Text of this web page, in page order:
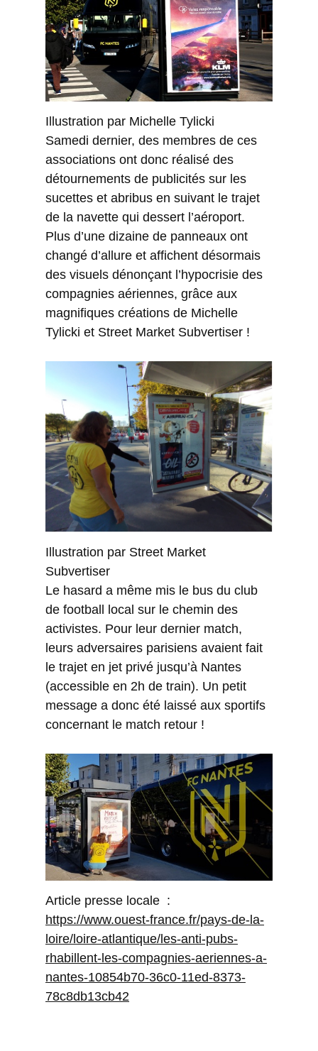
Illustration par Michelle Tylicki
Samedi dernier, des membres de ces
associations ont donc réalisé des
détournements de publicités sur les
sucettes et abribus en suivant le trajet
de la navette qui dessert l’aéroport.
Plus d’une dizaine de panneaux ont
changé d’allure et affichent désormais
des visuels dénonçant l’hypocrisie des
compagnies aériennes, grâce aux
magnifiques créations de Michelle
Tylicki et Street Market Subvertiser !
Illustration par Street Market
Subvertiser
Le hasard a même mis le bus du club
de football local sur le chemin des
activistes. Pour leur dernier match,
leurs adversaires parisiens avaient fait
le trajet en jet privé jusqu’à Nantes
(accessible en 2h de train). Un petit
message a donc été laissé aux sportifs
concernant le match retour !
Article presse locale :
https://www.ouest-france.fr/pays-de-la-
loire/loire-atlantique/les-anti-pubs-
rhabillent-les-compagnies-aeriennes-a-
nantes-10854b70-36c0-11ed-8373-
78c8db13cb42